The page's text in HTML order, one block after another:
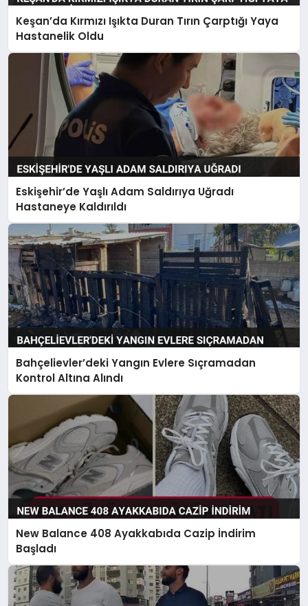
Keşan’da Kırmızı Işıkta Duran Tırın Çarptığı Yaya
Hastanelik Oldu
Eskişehir’de Yaşlı Adam Saldırıya Uğradı
Hastaneye Kaldırıldı
Bahçelievler’deki Yangın Evlere Sıçramadan
Kontrol Altına Alındı
New Balance 408 Ayakkabıda Cazip İndirim
Başladı